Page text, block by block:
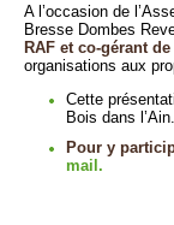
A l’occasion de
Bresse Dombes
RAF et co-gérant
organisations aux
Cette
Bois dans l’Ain.
Pour y
mail.